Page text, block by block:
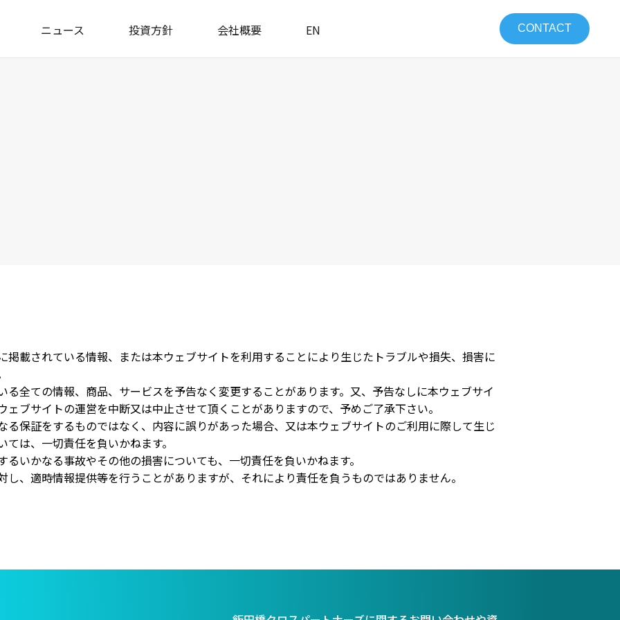
ニュース 投資方針 会社概要 EN CONTACT
掲載されている情報、または本ウェブサイトを利用することにより生じたトラブルや損失、損害に
全ての情報、商品、サービスを予告なく変更することがあります。又、予告なしに本ウェブサイ
ブサイトの運営を中断又は中止させて頂くことがありますので、予めご了承下さい。
る保証をするものではなく、内容に誤りがあった場合、又は本ウェブサイトのご利用に際して生じ
は、一切責任を負いかねます。
いかなる事故やその他の損害についても、一切責任を負いかねます。
、適時情報提供等を行うことがありますが、それにより責任を負うものではありません。